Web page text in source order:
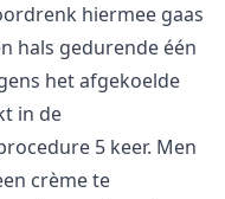
hiermee gaas
hals gedurende één
het afgekoelde
in de
5 keer. Men
crème te